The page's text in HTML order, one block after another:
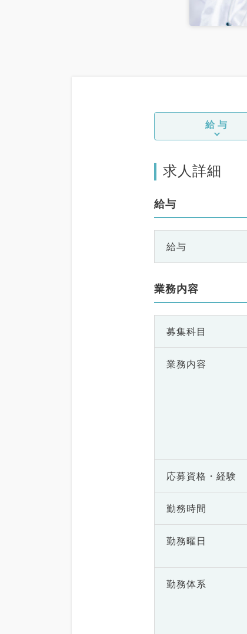
給与
求人詳細
給与
給与
業務内容
募集科目
業務内容
応募資格・ 経験
勤務時間
勤務曜日
勤務体系